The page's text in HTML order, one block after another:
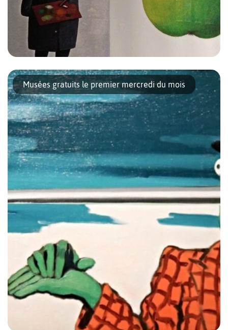
A Bruxelles en général, les musées sont gratuits jusqu’à 6 ans,
puis les plus grands bénéficient de tarifs réduits. Mais dans
certains musées, les enfants ont la chance de pouvoir entrer […]
Musées gratuits le premier mercredi du mois